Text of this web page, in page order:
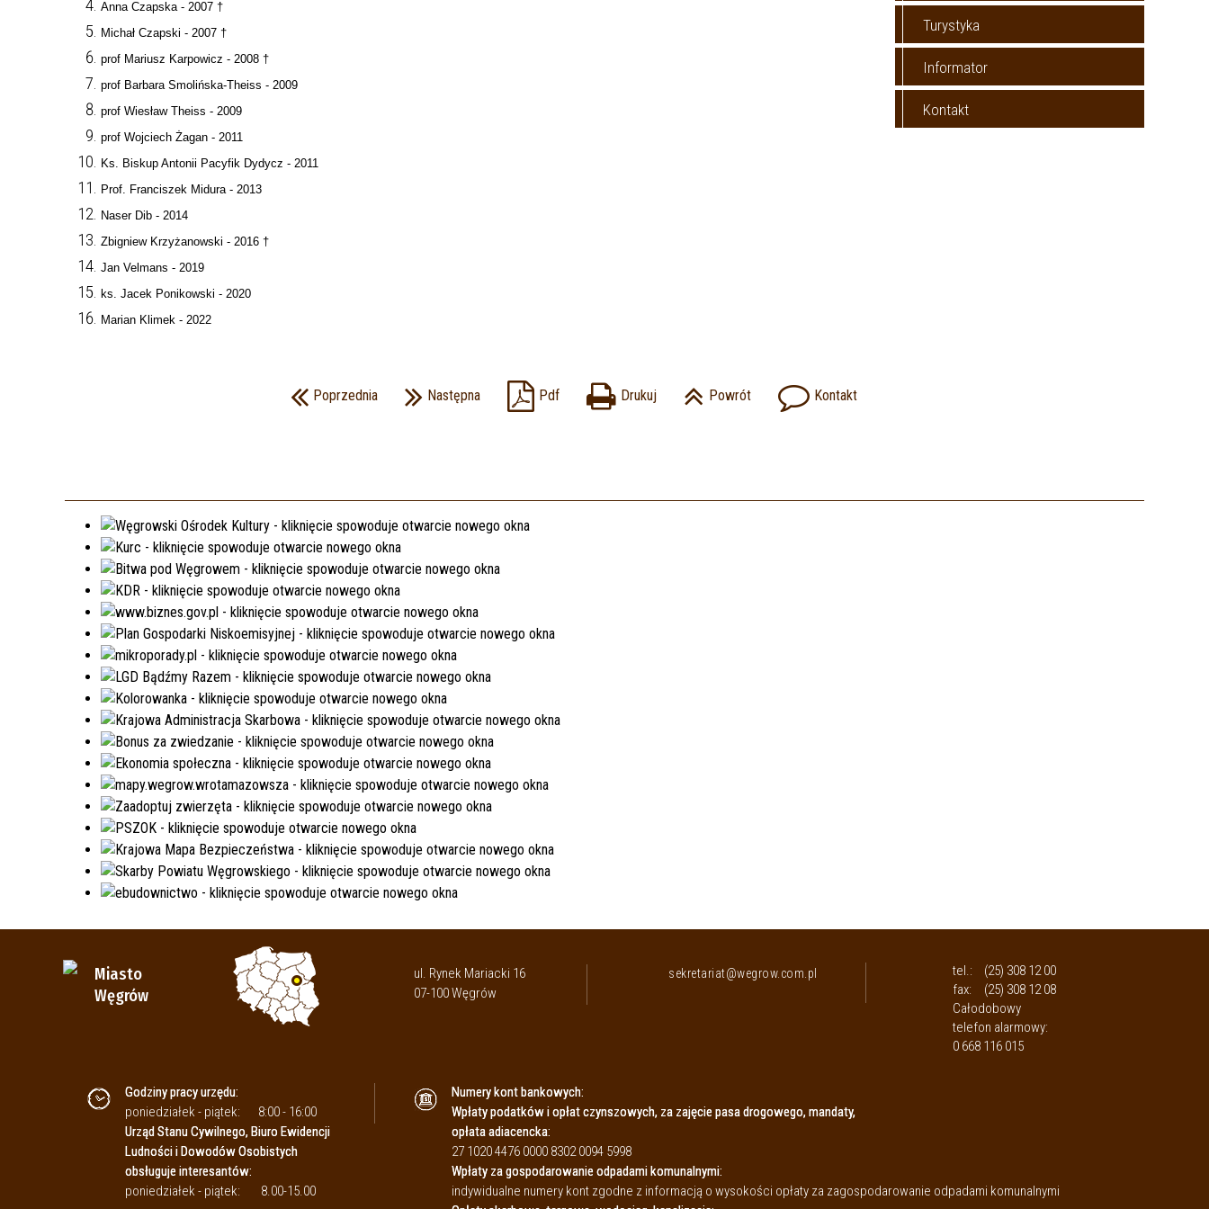
WZORY FORMULARZY I WNIOSKÓW
OCHRONA ŚRODOWISKA I
ROLNICTWO
PODATKI I OPŁATY LOKALNE
BAZA NAZW ULIC I PLACÓW
MEDIA LOKALNE
DYŻURY LEŚNIKA
STACJE DLA POJAZDÓW
ELEKTRYCZNYCH
NIEODPŁATNA POMOC PRAWNA
Anna Czapska - 2007 †
Michał Czapski - 2007 †
prof Mariusz Karpowicz - 2008 †
prof Barbara Smolińska-Theiss - 2009
prof Wiesław Theiss - 2009
prof Wojciech Żagan - 2011
Ks. Biskup Antonii Pacyfik Dydycz - 2011
Prof. Franciszek Midura - 2013
Naser Dib - 2014
Zbigniew Krzyżanowski - 2016 †
Jan Velmans - 2019
ks. Jacek Ponikowski - 2020
Marian Klimek - 2022
Poprzednia Następna Pdf Drukuj Powrót Kontakt
Turystyka
Informator
Kontakt
Miasto
Węgrów
ul. Rynek Mariacki 16
07-100 Węgrów
sekretariat@wegrow.com.pl tel.:
(25) 308 12 00
fax:
(25) 308 12 08
Całodobowy
telefon alarmowy:
0 668 116 015
Godziny pracy urzędu:
poniedziałek - piątek:
8:00 - 16:00
Urząd Stanu Cywilnego, Biuro Ewidencji
Ludności i Dowodów Osobistych
obsługuje interesantów:
poniedziałek - piątek:
8.00-15.00
Numery kont bankowych:
Wpłaty podatków i opłat czynszowych, za zajęcie pasa drogowego, mandaty,
opłata adiacencka:
27 1020 4476 0000 8302 0094 5998
Wpłaty za gospodarowanie odpadami komunalnymi:
indywidualne numery kont zgodne z informacją o wysokości opłaty za zagospodarowanie odpadami komunalnymi